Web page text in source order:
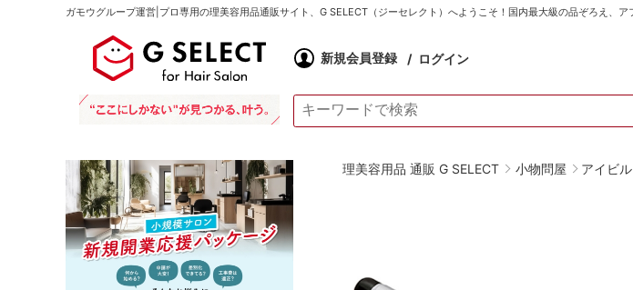
ガモウグループ運営|プロ専用の理美容用品通販サイト、G SELECT（ジーセレクト）へようこそ！国内最大級の品ぞろえ、ア
新規会員登録 ログイン
理美容用品 通販 G SELECT 小物問屋 アイビ